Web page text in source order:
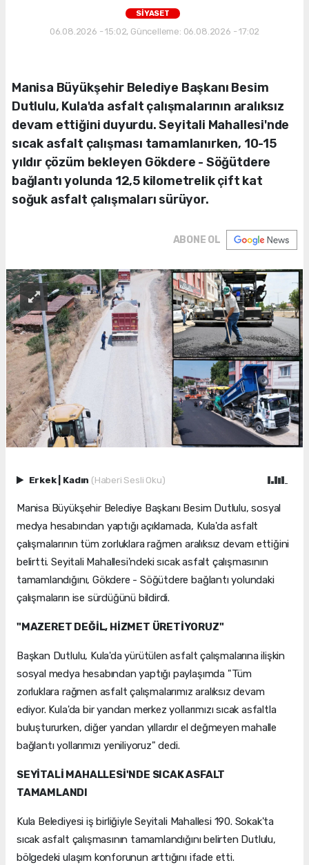
SİYASET
06.08.2026 - 15:02, Güncelleme: 06.08.2026 - 17:02
Manisa Büyükşehir Belediye Başkanı Besim
Dutlulu, Kula'da asfalt çalışmalarının aralıksız
devam ettiğini duyurdu. Seyitali Mahallesi'nde
sıcak asfalt çalışması tamamlanırken, 10-15
yıldır çözüm bekleyen Gökdere - Söğütdere
bağlantı yolunda 12,5 kilometrelik çift kat
soğuk asfalt çalışmaları sürüyor.
ABONE OL
Erkek Kadın (Haberi Sesli Oku)
Manisa Büyükşehir Belediye Başkanı Besim Dutlulu, sosyal
medya hesabından yaptığı açıklamada, Kula'da asfalt
çalışmalarının tüm zorluklara rağmen aralıksız devam ettiğini
belirtti. Seyitali Mahallesi'ndeki sıcak asfalt çalışmasının
tamamlandığını, Gökdere - Söğütdere bağlantı yolundaki
çalışmaların ise sürdüğünü bildirdi.
"MAZERET DEĞİL, HİZMET ÜRETİYORUZ"
Başkan Dutlulu, Kula'da yürütülen asfalt çalışmalarına ilişkin
sosyal medya hesabından yaptığı paylaşımda "Tüm
zorluklara rağmen asfalt çalışmalarımız aralıksız devam
ediyor. Kula'da bir yandan merkez yollarımızı sıcak asfaltla
buluştururken, diğer yandan yıllardır el değmeyen mahalle
bağlantı yollarımızı yeniliyoruz" dedi.
SEYİTALİ MAHALLESİ'NDE SICAK ASFALT
TAMAMLANDI
Kula Belediyesi iş birliğiyle Seyitali Mahallesi 190. Sokak'ta
sıcak asfalt çalışmasının tamamlandığını belirten Dutlulu,
bölgedeki ulaşım konforunun arttığını ifade etti.